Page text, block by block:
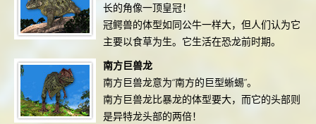
长的角像一顶皇冠！
冠鳄兽的体型如同公牛一样大，但人们认为它
主要以食草为生。它生活在恐龙前时期。
南方巨兽龙
南方巨兽龙意为“南方的巨型蜥蜴”。
南方巨兽龙比暴龙的体型要大，而它的头部则
是异特龙头部的两倍！